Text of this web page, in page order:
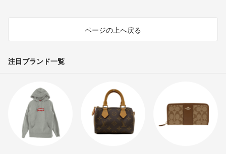
ページの上へ戻る
注目ブランド一覧